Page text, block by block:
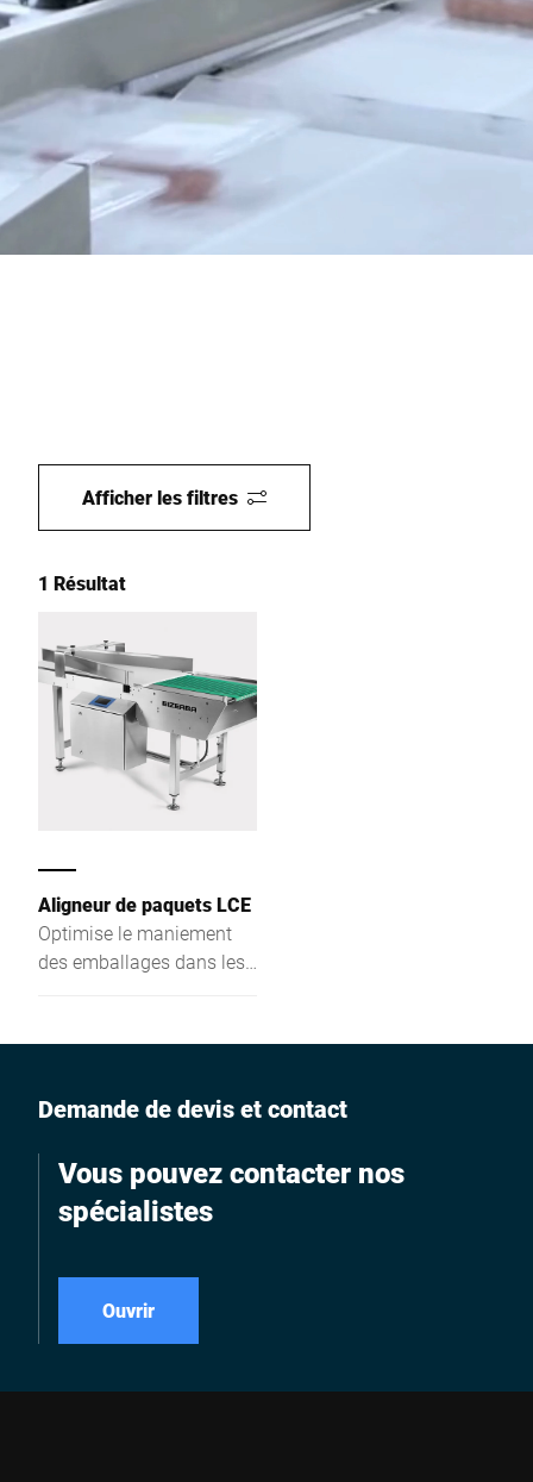
Site Web mondial
Afficher les filtres
1 Résultat
Aligneur de paquets LCE
Optimise le maniement
des emballages dans les
Demande de devis et contact
Vous pouvez contacter nos
spécialistes
Ouvrir